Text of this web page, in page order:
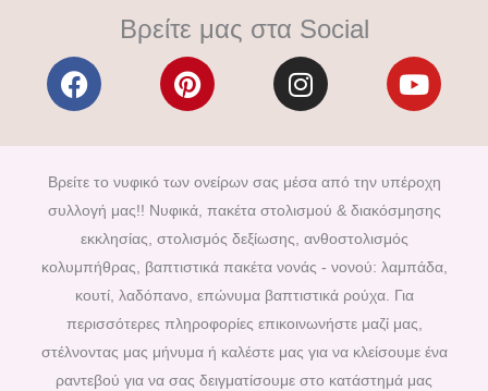
Βρείτε μας στα Social
F
a
e
b
o
o
k
P
i
t
e
r
e
s
t
I
n
t
a
g
r
a
m
Y
o
t
u
b
Βρείτε το νυφικό των ονείρων σας μέσα από την υπέροχη
συλλογή μας!! Νυφικά, πακέτα στολισμού & διακόσμησης
εκκλησίας, στολισμός δεξίωσης, ανθοστολισμός
κολυμπήθρας, βαπτιστικά πακέτα νονάς - νονού: λαμπάδα,
κουτί, λαδόπανο, επώνυμα βαπτιστικά ρούχα. Για
περισσότερες πληροφορίες επικοινωνήστε μαζί μας,
στέλνοντας μας μήνυμα ή καλέστε μας για να κλείσουμε ένα
ραντεβού για να σας δειγματίσουμε στο κατάστημά μας